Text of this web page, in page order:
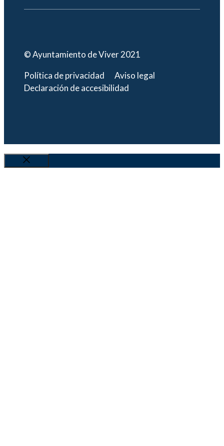
© Ayuntamiento de Viver 2021
Política de privacidad
Aviso legal
Declaración de accesibilidad
Cerrar